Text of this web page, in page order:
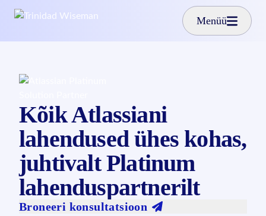
Menüü
Kõik Atlassiani
lahendused ühes kohas,
juhtivalt Platinum
lahenduspartnerilt
Broneeri konsultatsioon